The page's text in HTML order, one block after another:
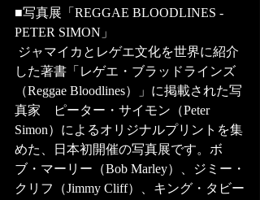
■写真展「REGGAE BLOODLINES -
PETER SIMON」
ジャマイカとレゲエ文化を世界に紹介
した著書「レゲエ・ブラッドラインズ
（Reggae Bloodlines）」に掲載された写
真家　ピーター・サイモン（Peter
Simon）によるオリジナルプリントを集
めた、日本初開催の写真展です。ボ
ブ・マーリー（Bob Marley）、ジミー・
クリフ（Jimmy Cliff）、キング・タビー